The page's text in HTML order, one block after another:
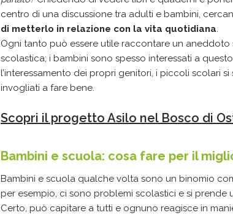
centro di una discussione tra adulti e bambini,
di metterlo in relazione con la vita quotidiana.
Ogni tanto può essere utile raccontare un aneddoto
scolastica; i bambini sono spesso interessati a
l’interessamento dei propri genitori, i piccoli scolari
invogliati a fare bene.
Scopri il progetto Asilo nel Bosco di
Bambini e scuola: cosa fare per il
Bambini e scuola qualche volta sono un binomio
per esempio, ci sono problemi scolastici e si prende
Certo, può capitare a tutti e ognuno reagisce in